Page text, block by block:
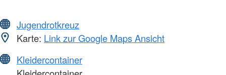
Jugendrotkreuz
Karte: Link zur Google Maps Ansicht
Kleidercontainer